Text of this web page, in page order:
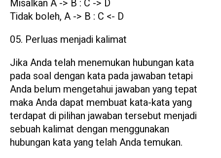
Misalkan A -> B : C -> D
Tidak boleh, A -> B : C <- D
Perluas menjadi kalimat
Jika Anda telah menemukan hubungan kata
pada soal dengan kata pada jawaban tetapi
Anda belum mengetahui jawaban yang tepat
maka Anda dapat membuat kata-kata yang
terdapat di pilihan jawaban tersebut menjadi
sebuah kalimat dengan menggunakan
hubungan kata yang telah Anda temukan.